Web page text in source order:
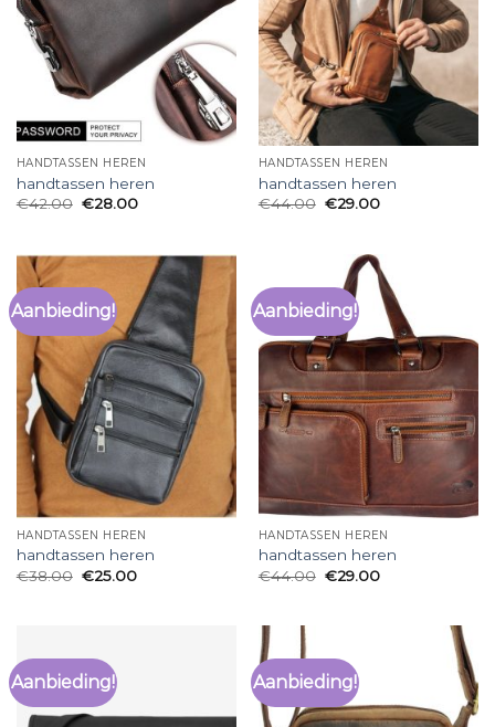
HANDTASSEN HEREN
handtassen heren
€42.00 €28.00
HANDTASSEN HEREN
handtassen heren
€44.00 €29.00
Aanbieding!
HANDTASSEN HEREN
handtassen heren
€38.00 €25.00
Aanbieding!
HANDTASSEN HEREN
handtassen heren
€44.00 €29.00
Aanbieding! Aanbieding!